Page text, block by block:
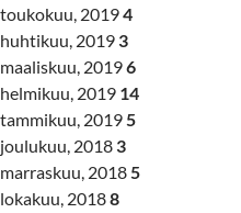
toukokuu, 20194
huhtikuu, 2019 3
maaliskuu, 20196
helmikuu, 2019 14
tammikuu, 20195
joulukuu, 2018 3
marraskuu, 20185
lokakuu, 20188